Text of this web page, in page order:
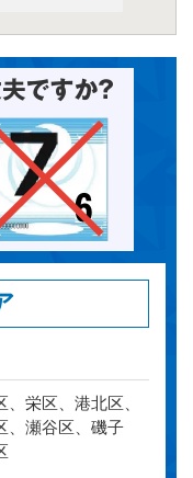
栄区、港北区、
、瀬谷区、磯子